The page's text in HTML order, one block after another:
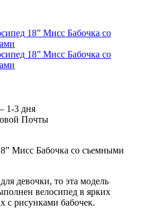
1-3 дня
Почты
Мисс Бабочка со съемными
девочки, то эта модель
велосипед в ярких
с рисунками бабочек.